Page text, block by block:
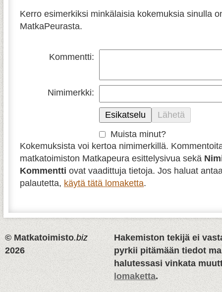
Kerro esimerkiksi minkälaisia kokemuksia sinulla
MatkaPeurasta.
Kommentti:
Nimimerkki:
Muista minut?
Kokemuksista voi kertoa nimimerkillä.
matkatoimiston Matkapeura esittelysivua sekä
Kommentti ovat vaadittuja tietoja. Jos haluat
palautetta, käytä tätä lomaketta.
© Matkatoimisto.biz
2026
Hakemiston tekijä ei
pyrkii pitämään tiedot
halutessasi vinkata
lomaketta.